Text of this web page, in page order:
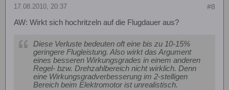
#8
17.08.2010, 20:37
AW: Wirkt sich hochritzeln auf die Flugdauer aus?
Diese Verluste bedeuten oft eine bis zu 10-15%
geringere Flugleistung. Also wirkt das Argument
eines besseren Wirkungsgrades in einem anderen
Regel- bzw. Drehzahlbereich nicht wirklich. Denn
eine Wirkungsgradverbesserung im 2-stelligen
Bereich beim Elektromotor ist unrealistisch.